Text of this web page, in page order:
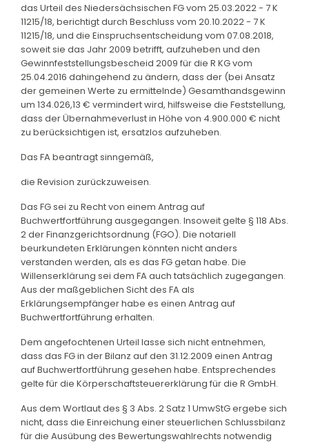
das Urteil des Niedersächsischen FG vom 25.03.2022 - 7 K
11215/18, berichtigt durch Beschluss vom 20.10.2022 - 7 K
11215/18, und die Einspruchsentscheidung vom 07.08.2018,
soweit sie das Jahr 2009 betrifft, aufzuheben und den
Gewinnfeststellungsbescheid 2009 für die R KG vom
25.04.2016 dahingehend zu ändern, dass der (bei Ansatz
der gemeinen Werte zu ermittelnde) Gesamthandsgewinn
um 134.026,13 € vermindert wird, hilfsweise die Feststellung,
dass der Übernahmeverlust in Höhe von 4.900.000 € nicht
zu berücksichtigen ist, ersatzlos aufzuheben.
Das FA beantragt sinngemäß,
die Revision zurückzuweisen.
Das FG sei zu Recht von einem Antrag auf
Buchwertfortführung ausgegangen. Insoweit gelte § 118 Abs.
2 der Finanzgerichtsordnung (FGO). Die notariell
beurkundeten Erklärungen könnten nicht anders
verstanden werden, als es das FG getan habe. Die
Willenserklärung sei dem FA auch tatsächlich zugegangen.
Aus der maßgeblichen Sicht des FA als
Erklärungsempfänger habe es einen Antrag auf
Buchwertfortführung erhalten.
Dem angefochtenen Urteil lasse sich nicht entnehmen,
dass das FG in der Bilanz auf den 31.12.2009 einen Antrag
auf Buchwertfortführung gesehen habe. Entsprechendes
gelte für die Körperschaftsteuererklärung für die R GmbH.
Aus dem Wortlaut des § 3 Abs. 2 Satz 1 UmwStG ergebe sich
nicht, dass die Einreichung einer steuerlichen Schlussbilanz
für die Ausübung des Bewertungswahlrechts notwendig